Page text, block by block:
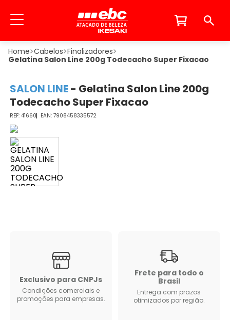
Cabelos Finalizadores
Gelatina Salon Line 200g Todecacho Super Fixacao
SALON LINE- Gelatina Salon Line 200g
Todecacho Super Fixacao
41660 7908458335572
Exclusivo para CNPJs
Condições comerciais e
promoções para empresas.
Frete para todo o
Brasil
Entrega com prazos
otimizados por região.